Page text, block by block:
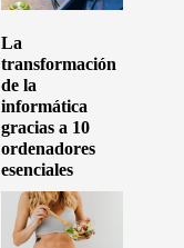
La
transformación
de la
informática
gracias a 10
ordenadores
esenciales